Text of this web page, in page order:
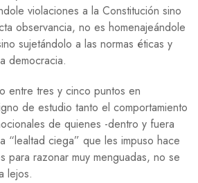
violaciones a la Constitución sino
observancia, no es homenajeándole
sujetándolo a las normas éticas y
democracia.
entre tres y cinco puntos en
de estudio tanto el comportamiento
de quienes -dentro y fuera
“lealtad ciega” que les impuso hace
para razonar muy menguadas, no se
lejos.